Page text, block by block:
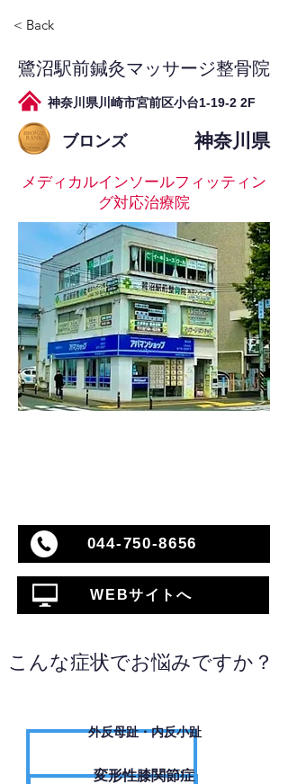
< Back
鷺沼駅前鍼灸マッサージ整骨院
神奈川県川崎市宮前区小台1-19-2 2F
ブロンズ 神奈川県
メディカルインソールフィッティン
グ対応治療院
044-750-8656
WEBサイトへ
こんな症状でお悩みですか？
外反母趾・内反小趾
変形性膝関節症